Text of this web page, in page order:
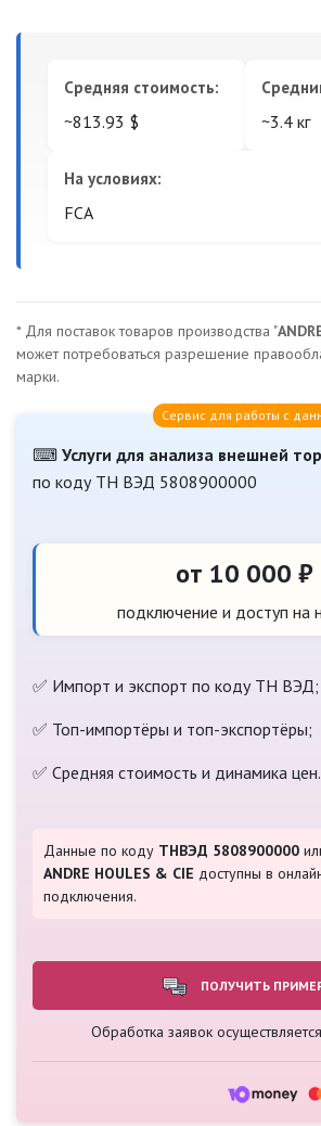
Средняя стоимость:
~813.93 $ ~3.4 кг
На условиях:
FCA
* Для поставок товаров производства "
может потребоваться разрешение
марки.
⌨ Услуги для анализа внешней
по коду ТН ВЭД 5808900000
Сервис для работы с
от 10 000 ₽
подключение и доступ на
✅ Импорт и экспорт по коду ТН ВЭД;
✅ Топ-импортёры и топ-экспортёры;
✅ Средняя стоимость и динамика цен.
Данные по коду ТНВЭД 5808900000
ANDRE HOULES & CIE доступны в
подключения.
ПОЛУЧИТЬ
Обработка заявок